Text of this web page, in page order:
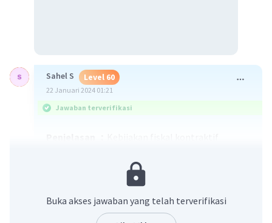
Sahel S Level 60
22 Januari 2024 01:21
Jawaban terverifikasi
tinggi dengan cara pembatasan pengeluaran
atau menambah penerimaan. Pemberian
kebijakan ini bertujuan untuk mengurangi
tingkat menuntut masyarakat dengan
Buka akses jawaban yang telah terverifikasi